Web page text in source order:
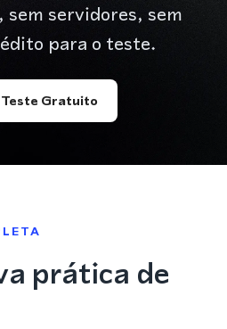
sem servidores, sem
para o teste.
Gratuito
prática de